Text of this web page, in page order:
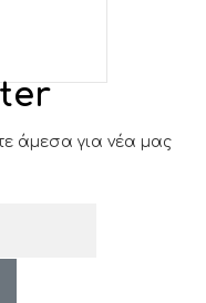
άμεσα για νέα μας